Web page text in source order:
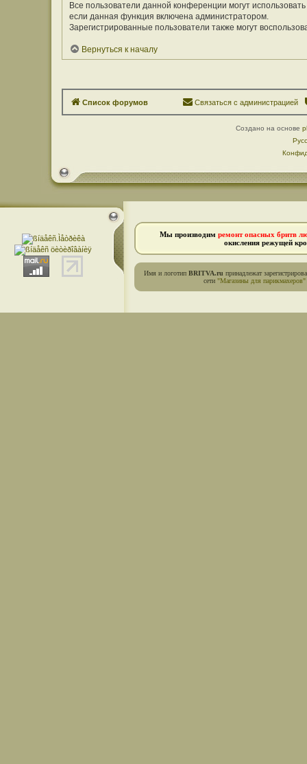
Все пользователи данной конференции могут
если данная функция включена администратором.
Зарегистрированные пользователи также могут
Вернуться к началу
Список форумов Связаться с администрацией
Создано на основе
Мы производим ремонт опасных бритв
окисления режущей
Имя и логотип BRITVA.ru принадлежат
сети "Магазины для парикмахеров"